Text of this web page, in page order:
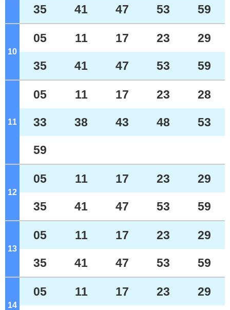
35 41 47 53 59
10 ジ
05 11 17 23 29
35 41 47 53 59
11
05 11 17 23 28
33 38 43 48 53
59
12 ジ
05 11 17 23 29
35 41 47 53 59
13 ジ
05 11 17 23 29
35 41 47 53 59
14 ジ
05 11 17 23 29